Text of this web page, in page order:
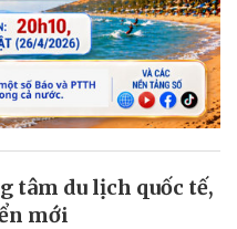
tâm du lịch quốc tế,
mới